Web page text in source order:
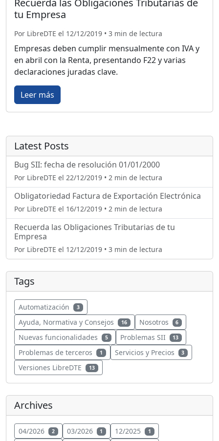
Recuerda las Obligaciones Tributarias de
tu Empresa
Por LibreDTE el 12/12/2019 • 3 min de lectura
Empresas deben cumplir mensualmente con IVA y
en abril con la Renta, presentando F22 y varias
declaraciones juradas clave.
Leer más
Latest Posts
Bug SII: fecha de resolución 01/01/2000
Por LibreDTE el 22/12/2019 • 2 min de lectura
Obligatoriedad Factura de Exportación Electrónica
Por LibreDTE el 16/12/2019 • 2 min de lectura
Recuerda las Obligaciones Tributarias de tu
Empresa
Por LibreDTE el 12/12/2019 • 3 min de lectura
Tags
Automatización 3
Ayuda, Normativa y Consejos 16 Nosotros 6
Nuevas funcionalidades 5 Problemas SII 13
Problemas de terceros 1 Servicios y Precios 3
Versiones LibreDTE 13
Archives
04/2026 2 03/2026 1 12/2025 1